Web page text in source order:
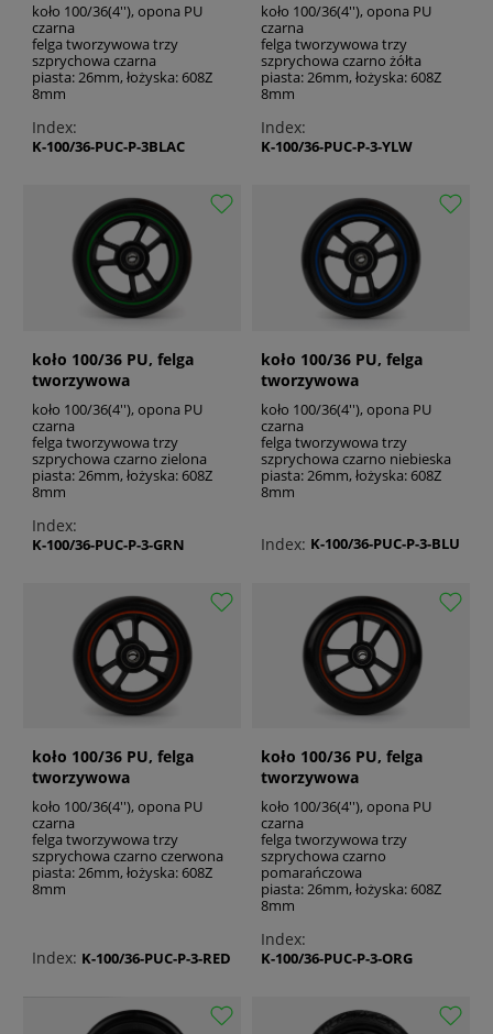
koło 100/36(4''), opona PU
czarna
felga tworzywowa trzy
szprychowa czarna
piasta: 26mm, łożyska: 608Z
8mm
Index:
K-100/36-PUC-P-3BLAC
koło 100/36(4''), opona PU
czarna
felga tworzywowa trzy
szprychowa czarno żółta
piasta: 26mm, łożyska: 608Z
8mm
Index:
K-100/36-PUC-P-3-YLW
koło 100/36 PU, felga
tworzywowa
koło 100/36(4''), opona PU
czarna
felga tworzywowa trzy
szprychowa czarno zielona
piasta: 26mm, łożyska: 608Z
8mm
Index:
K-100/36-PUC-P-3-GRN
koło 100/36 PU, felga
tworzywowa
koło 100/36(4''), opona PU
czarna
felga tworzywowa trzy
szprychowa czarno niebieska
piasta: 26mm, łożyska: 608Z
8mm
Index: K-100/36-PUC-P-3-BLU
koło 100/36 PU, felga
tworzywowa
koło 100/36(4''), opona PU
czarna
felga tworzywowa trzy
szprychowa czarno czerwona
piasta: 26mm, łożyska: 608Z
8mm
Index: K-100/36-PUC-P-3-RED
koło 100/36 PU, felga
tworzywowa
koło 100/36(4''), opona PU
czarna
felga tworzywowa trzy
szprychowa czarno
pomarańczowa
piasta: 26mm, łożyska: 608Z
8mm
Index:
K-100/36-PUC-P-3-ORG